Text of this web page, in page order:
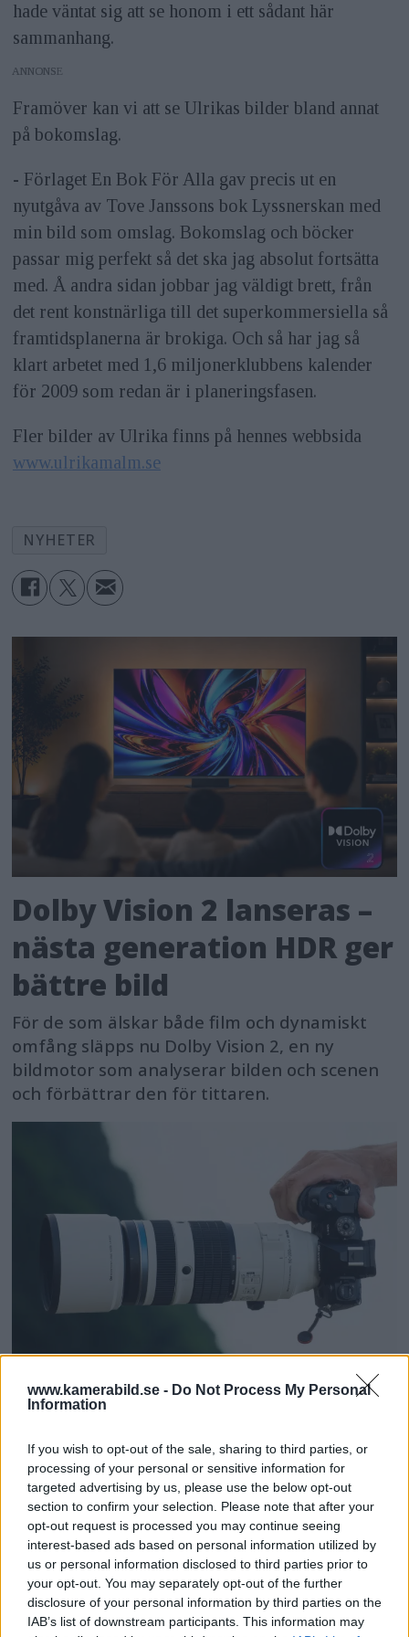
www.kamerabild.se - Do Not Process My Personal
Information
If you wish to opt-out of the sale, sharing to third parties, or
processing of your personal or sensitive information for
targeted advertising by us, please use the below opt-out
section to confirm your selection. Please note that after your
opt-out request is processed you may continue seeing
interest-based ads based on personal information utilized by
us or personal information disclosed to third parties prior to
your opt-out. You may separately opt-out of the further
disclosure of your personal information by third parties on the
IAB’s list of downstream participants. This information may
hade väntat sig att se honom i ett sådant här
sammanhang.
ANNONS
Framöver kan vi att se Ulrikas bilder bland annat
på bokomslag.
- Förlaget En Bok För Alla gav precis ut en
nyutgåva av Tove Janssons bok Lyssnerskan med
min bild som omslag. Bokomslag och böcker
passar mig perfekt så det ska jag absolut fortsätta
med. Å andra sidan jobbar jag väldigt brett, från
det rent konstnärliga till det superkommersiella så
framtidsplanerna är brokiga. Och så har jag så
klart arbetet med 1,6 miljonerklubbens kalender
för 2009 som redan är i planeringsfasen.
Fler bilder av Ulrika finns på hennes webbsida
www.ulrikamalm.se
NYHETER
Dolby Vision 2 lanseras –
nästa generation HDR ger
bättre bild
För de som älskar både film och dynamiskt
omfång släpps nu Dolby Vision 2, en ny
bildmotor som analyserar bilden och scenen
och förbättrar den för tittaren.
OM System lanserar
objektiv i Sverige
OM System lanserar nu "Test & Wow"-
programmet i Sverige, vilket gör det möjligt
att låna hem kameror och objektiv under fem
dagar för att se hur utrustningen passar dina
behov.